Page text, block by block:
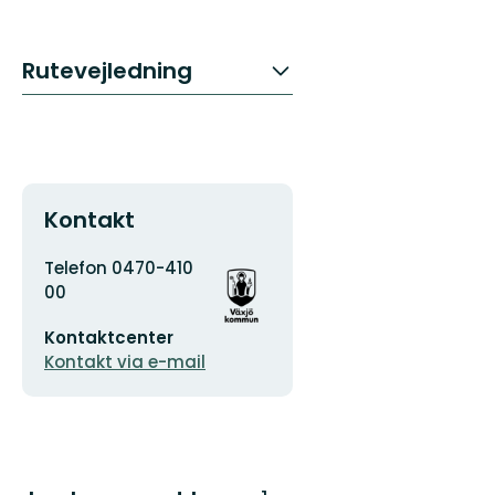
Rutevejledning
Kontakt
Adresse
Telefon 0470-410
00
mailadresse
Kontaktcenter
Kontakt via e-mail
Organisationens
logotype